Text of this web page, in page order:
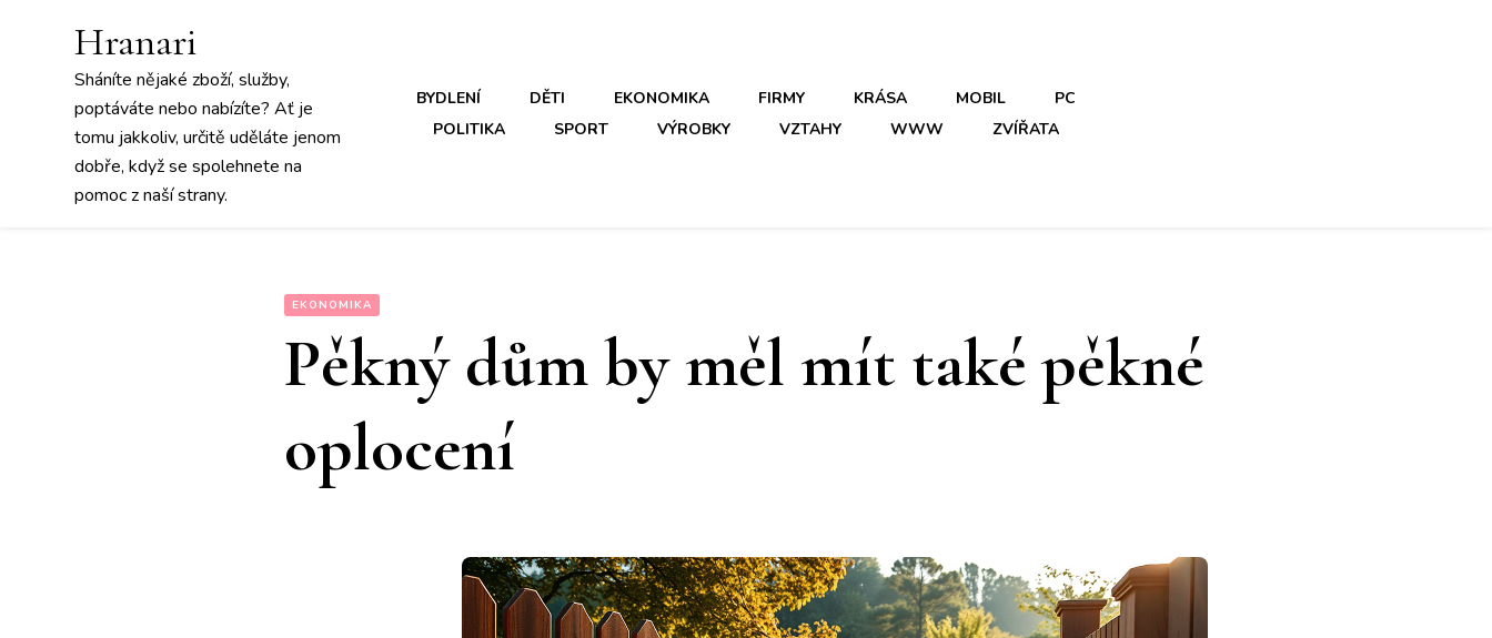
Hranari
Sháníte nějaké zboží, služby,
poptáváte nebo nabízíte? Ať je
tomu jakkoliv, určitě uděláte jenom
dobře, když se spolehnete na
pomoc z naší strany.
BYDLENÍ DĚTI EKONOMIKA FIRMY KRÁSA MOBIL
PC
POLITIKA
SPORT VÝROBKY VZTAHY WWW ZVÍŘATA
EKONOMIKA
Pěkný dům by měl mít také pěkné
oplocení